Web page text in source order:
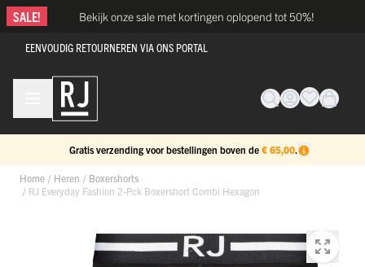
Ga naar de inhoud
SALE! Bekijk onze sale met kortingen oplopend tot 50%!
EENVOUDIG RETOURNEREN VIA ONS PORTAL
Gratis verzending voor bestellingen boven de € 65,00.
Home / Heren / Boxershorts
/ RJ Everyday Fashion 2-Pck Boxershort Combi Hexagon